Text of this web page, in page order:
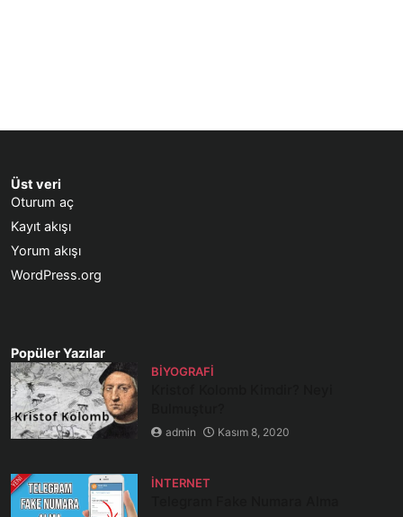
Üst veri
Oturum aç
Kayıt akışı
Yorum akışı
WordPress.org
Popüler Yazılar
BIYOGRAFI
admin Kasım 8, 2020
İNTERNET